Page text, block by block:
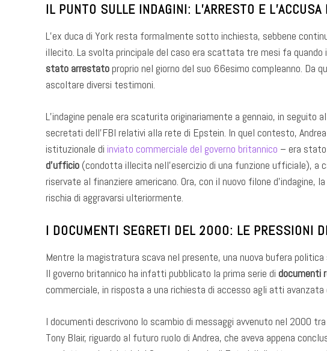
IL PUNTO SULLE INDAGINI: L’ARRESTO E
L’ex duca di York resta formalmente sotto inchiesta, sebbene
illecito. La svolta principale del caso era scattata tre mesi fa
stato arrestatoproprio nel giorno del suo 66esimo compleanno. Da
ascoltare diversi testimoni.
L’indagine penale era scaturita originariamente a gennaio, in seguito
secretati dell’FBI relativi alla rete di Epstein. In quel contesto,
istituzionale di inviato commerciale del governo britannico – era
d’ufficio (condotta illecita nell’esercizio di una funzione ufficiale), a
riservate al finanziere americano. Ora, con il nuovo filone d’indagine,
rischia di aggravarsi ulteriormente.
I DOCUMENTI SEGRETI DEL 2000: LE PRESSIONI
Mentre la magistratura scava nel presente, una nuova bufera
Il governo britannico ha infatti pubblicato la prima serie di documenti
commerciale, in risposta a una richiesta di accesso agli atti avanzata
I documenti descrivono lo scambio di messaggi avvenuto nel 2000
Tony Blair, riguardo al futuro ruolo di Andrea, che aveva appena